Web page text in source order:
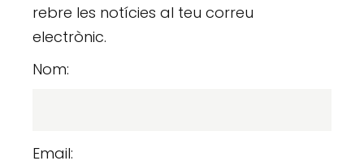
rebre les notícies al teu correu
electrònic.
Nom:
Email: